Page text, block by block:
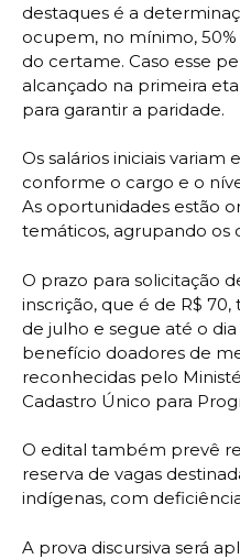
destaques é a
ocupem, no mínimo, 50%
do certame. Caso esse
alcançado na primeira
para garantir a paridade.
Os salários iniciais variam
conforme o cargo e o
As oportunidades estão
temáticos, agrupando os
O prazo para solicitação
inscrição, que é de R$
de julho e segue até o
benefício doadores de
reconhecidas pelo
Cadastro Único para
O edital também prevê
reserva de vagas
indígenas, com
A prova discursiva será